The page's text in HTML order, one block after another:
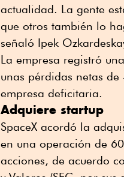
actualidad. La gente
que otros también lo
señaló Ipek
La empresa registró
unas pérdidas netas
empresa deficitaria.
Adquiere startup
SpaceX acordó la
en una operación de
acciones, de acuerdo